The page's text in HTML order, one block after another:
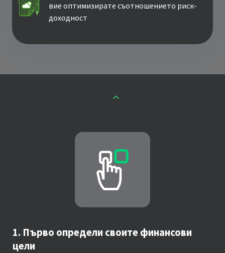
вие оптимизирате съотношението риск-
доходност
1. Първо определи своите финансови
цели